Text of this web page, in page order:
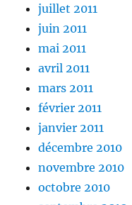
juillet 2011
juin 2011
mai 2011
avril 2011
mars 2011
février 2011
janvier 2011
décembre 2010
novembre 2010
octobre 2010